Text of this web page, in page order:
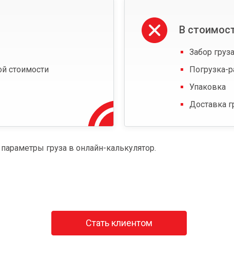
стоимости
В
Забор
Погрузка-
Упаковка
Доставка
груза в онлайн-калькулятор.
Стать клиентом